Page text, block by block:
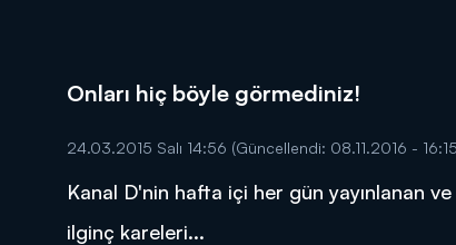
DİĞER
Onları hiç böyle görmediniz!
24.03.2015 Salı 14:56 (Güncellendi: 08.11.2016 -
Kanal D'nin hafta içi her gün yayınlanan
ilginç kareleri...